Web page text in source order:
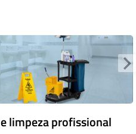
limpeza profissional